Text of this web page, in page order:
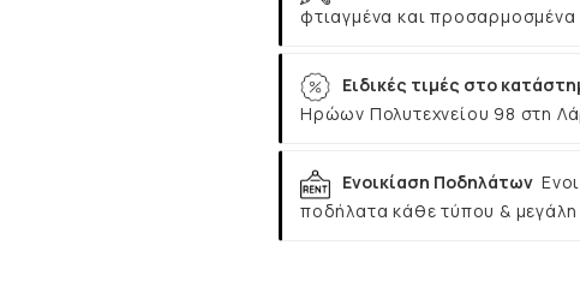
φτιαγμένα και προσαρμοσμένα
Ειδικές τιμές στο
Ηρώων Πολυτεχνείου 98 στη
Ενοικίαση Ποδηλάτων
ποδήλατα κάθε τύπου &